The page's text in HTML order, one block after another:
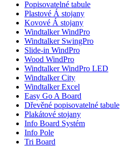
Popisovatelné tabule
Plastové Á stojany
Kovové Á stojany
Windtalker WindPro
Windtalker SwingPro
Slide-in WindPro
Wood WindPro
Windtalker WindPro LED
Windtalker City
Windtalker Excel
Easy Go A Board
Dřevěné popisovatelné tabule
Plakátové stojany
Info Board Systém
Info Pole
Tri Board